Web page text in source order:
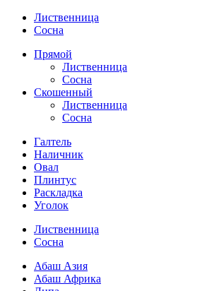
Лиственница
Сосна
Прямой
Лиственница
Сосна
Скошенный
Лиственница
Сосна
Галтель
Наличник
Овал
Плинтус
Раскладка
Уголок
Лиственница
Сосна
Абаш Азия
Абаш Африка